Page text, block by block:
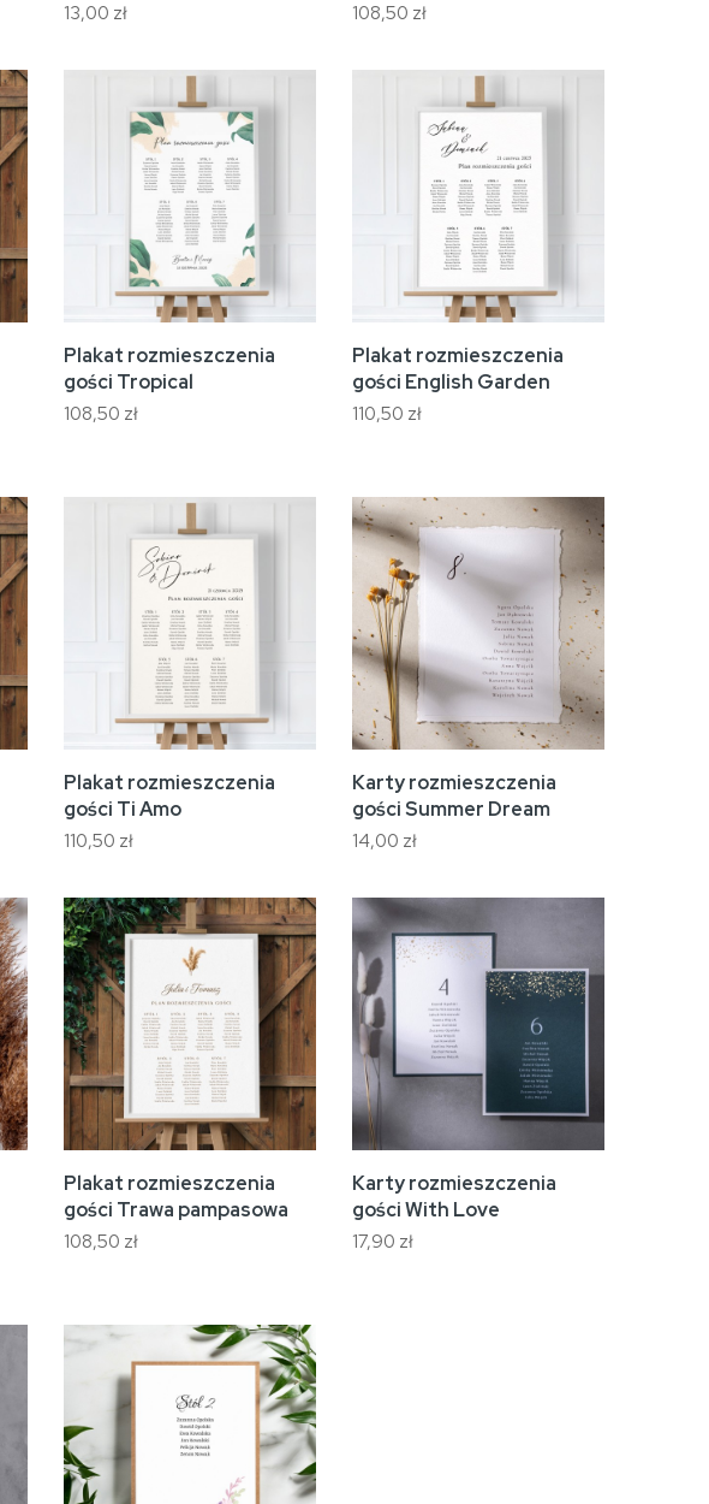
13,00 zł 108,50 zł
Plakat rozmieszczenia
gości Tropical
108,50 zł
Plakat rozmieszczenia
gości English Garden
110,50 zł
Plakat rozmieszczenia
gości Ti Amo
110,50 zł
Karty rozmieszczenia
gości Summer Dream
14,00 zł
Plakat rozmieszczenia
gości Trawa pampasowa
108,50 zł
Karty rozmieszczenia
gości With Love
17,90 zł